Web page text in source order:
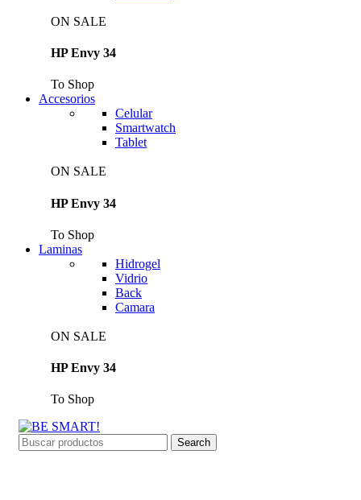
ON SALE
HP Envy 34
To Shop
Accesorios
Celular
Smartwatch
Tablet
ON SALE
HP Envy 34
To Shop
Laminas
Hidrogel
Vidrio
Back
Camara
ON SALE
HP Envy 34
To Shop
Search